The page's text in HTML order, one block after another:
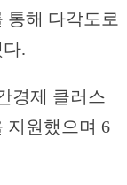
통해 다각도로
.
경제 클러스
지원했으며 6